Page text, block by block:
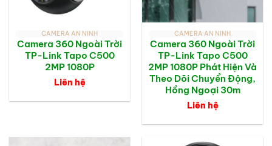
CAMERA AN NINH
Camera 360 Ngoài Trời
TP-Link Tapo C500
2MP 1080P
Liên hệ
CAMERA AN NINH
Camera 360 Ngoài Trời
TP-Link Tapo C500
2MP 1080P Phát Hiện Và
Theo Dõi Chuyển Động,
Hồng Ngoại 30m
Liên hệ